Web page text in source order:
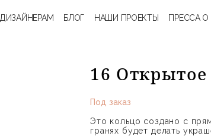
ДИЗАЙНЕРАМ БЛОГ НАШИ ПРОЕКТЫ ПРЕССА О
16
Под заказ
Это кольцо создано с
гранях будет делать